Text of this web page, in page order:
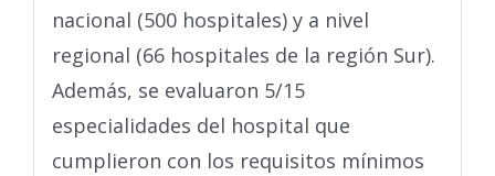
nacional (500 hospitales) y a nivel
regional (66 hospitales de la región Sur).
Además, se evaluaron 5/15
especialidades del hospital que
cumplieron con los requisitos mínimos